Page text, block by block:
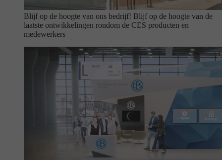
Blijf op de hoogte van ons bedrijf! Blijf op de hoogte van de
laatste ontwikkelingen rondom de CES producten en
medewerkers